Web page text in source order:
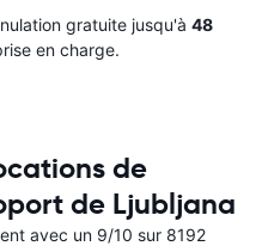
gratuite jusqu'à 48
en charge.
de
de Ljubljana
avec un 9/10 sur 8192